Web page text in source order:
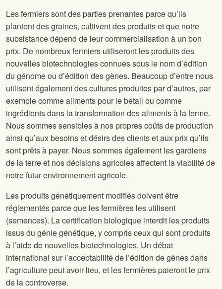
Les fermiers sont des parties prenantes parce qu’ils
plantent des graines, cultivent des produits et que notre
subsistance dépend de leur commercialisation à un bon
prix. De nombreux fermiers utiliseront les produits des
nouvelles biotechnologies connues sous le nom d’édition
du génome ou d’édition des gènes. Beaucoup d’entre nous
utilisent également des cultures produites par d’autres, par
exemple comme aliments pour le bétail ou comme
ingrédients dans la transformation des aliments à la ferme.
Nous sommes sensibles à nos propres coûts de production
ainsi qu’aux besoins et désirs des clients et aux prix qu’ils
sont prêts à payer. Nous sommes également les gardiens
de la terre et nos décisions agricoles affectent la viabilité de
notre futur environnement agricole.
Les produits génétiquement modifiés doivent être
réglementés parce que les fermières les utilisent
(semences). La certification biologique interdit les produits
issus du génie génétique, y compris ceux qui sont produits
à l’aide de nouvelles biotechnologies. Un débat
international sur l’acceptabilité de l’édition de gènes dans
l’agriculture peut avoir lieu, et les fermières paieront le prix
de la controverse.